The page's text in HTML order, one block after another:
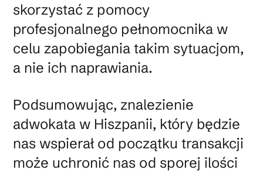
skorzystać z pomocy
profesjonalnego pełnomocnika w
celu zapobiegania takim sytuacjom,
a nie ich naprawiania.
Podsumowując, znalezienie
adwokata w Hiszpanii, który będzie
nas wspierał od początku transakcji
może uchronić nas od sporej ilości